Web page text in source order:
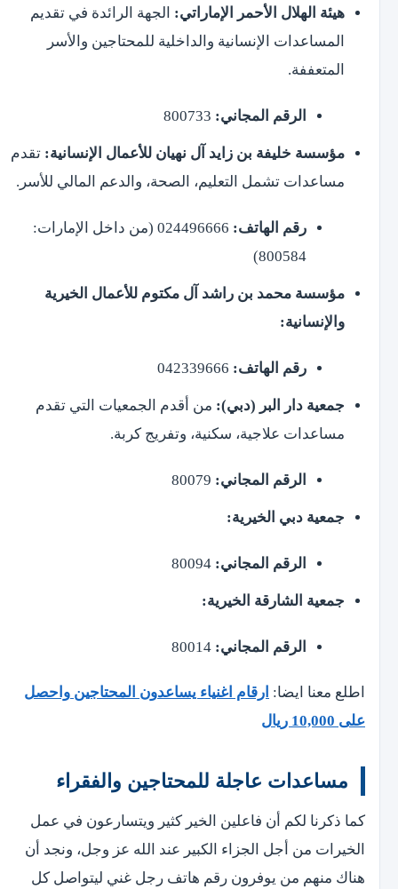
هيئة الهلال الأحمر الإماراتي: الجهة الرائدة في تقديم
المساعدات الإنسانية والداخلية للمحتاجين والأسر
المتعففة.
الرقم المجاني:
مؤسسة خليفة بن زايد آل نهيان للأعمال الإنسانية: تقدم
مساعدات تشمل التعليم، الصحة، والدعم المالي للأسر.
رقم الهاتف:
024496666 (من داخل الإمارات:
800584)
مؤسسة محمد بن راشد آل مكتوم للأعمال الخيرية
والإنسانية:
رقم الهاتف:
جمعية دار البر (دبي): من أقدم الجمعيات التي تقدم
مساعدات علاجية، سكنية، وتفريج كربة.
الرقم المجاني:
جمعية دبي الخيرية:
الرقم المجاني: 80094
جمعية الشارقة الخيرية:
الرقم المجاني: 80014
اطلع معنا ايضا: ارقام اغنياء يساعدون المحتاجين واحصل
على 10,000 ريال
مساعدات عاجلة للمحتاجين والفقراء
كما ذكرنا لكم أن فاعلين الخير كثير ويتسارعون في عمل
الخيرات من أجل الجزاء الكبير عند الله عز وجل، ونجد أن
هناك منهم من يوفرون رقم هاتف رجل غني ليتواصل كل